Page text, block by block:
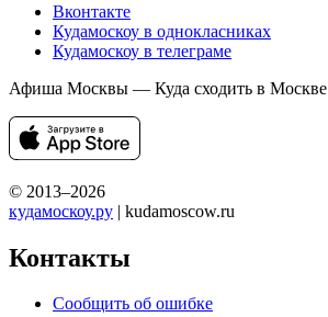
Вконтакте
Кудамоскоу в однокласниках
Кудамоскоу в телеграме
Афиша Москвы — Куда сходить в Москве
© 2013–2026
кудамоскоу.ру | kudamoscow.ru
Контакты
Сообщить об ошибке